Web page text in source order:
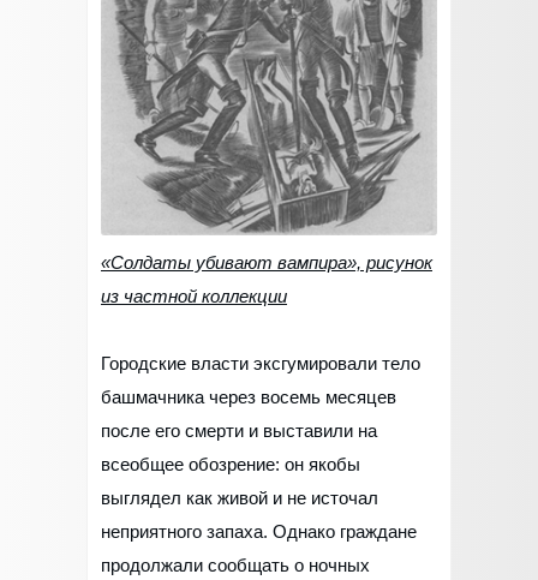
«Солдаты убивают вампира», рисунок
из частной коллекции
Городские власти эксгумировали тело
башмачника через восемь месяцев
после его смерти и выставили на
всеобщее обозрение: он якобы
выглядел как живой и не источал
неприятного запаха. Однако граждане
продолжали сообщать о ночных